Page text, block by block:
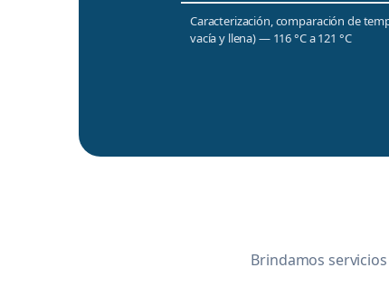
Caracterización, comparación de
vacía y llena) — 116 °C a 121 °C
Brindamos